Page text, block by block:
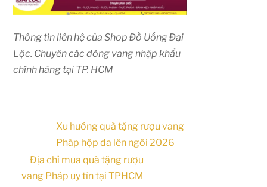
Thông tin liên hệ của Shop Đồ Uống Đại
Lộc. Chuyên các dòng vang nhập khẩu
chính hãng tại TP. HCM
Xu hướng quà tặng rượu vang
Pháp hộp da lên ngôi 2026
Địa chỉ mua quà tặng rượu
vang Pháp uy tín tại TPHCM